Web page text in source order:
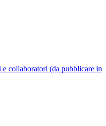
e collaboratori (da pubblicare in